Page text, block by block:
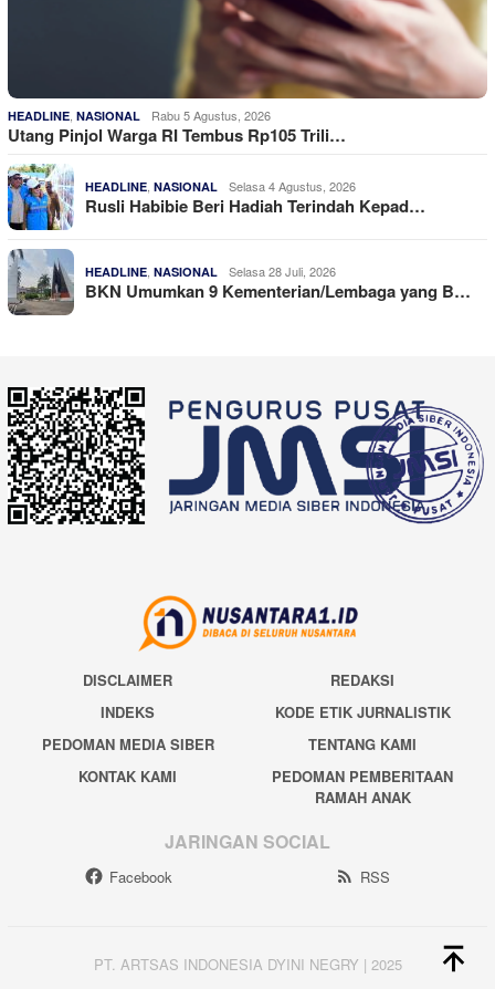
HEADLINE NASIONAL Rabu 5 Agustus, 2026
Utang Pinjol Warga RI Tembus Rp105 Trili…
HEADLINE NASIONAL Selasa 4 Agustus, 2026
Rusli Habibie Beri Hadiah Terindah Kepad…
HEADLINE NASIONAL Selasa 28 Juli, 2026
BKN Umumkan 9 Kementerian/Lembaga yang B…
DISCLAIMER
REDAKSI
INDEKS
KODE ETIK JURNALISTIK
PEDOMAN MEDIA SIBER
TENTANG KAMI
KONTAK KAMI
PEDOMAN PEMBERITAAN
RAMAH ANAK
JARINGAN SOCIAL
Facebook RSS
PT. ARTSAS INDONESIA DYINI NEGRY | 2025